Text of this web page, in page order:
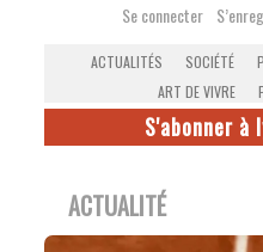
Se connecter
ACTUALITÉS SOCIÉTÉ
ART DE VIVRE
S'abonner
ACTUALITÉ